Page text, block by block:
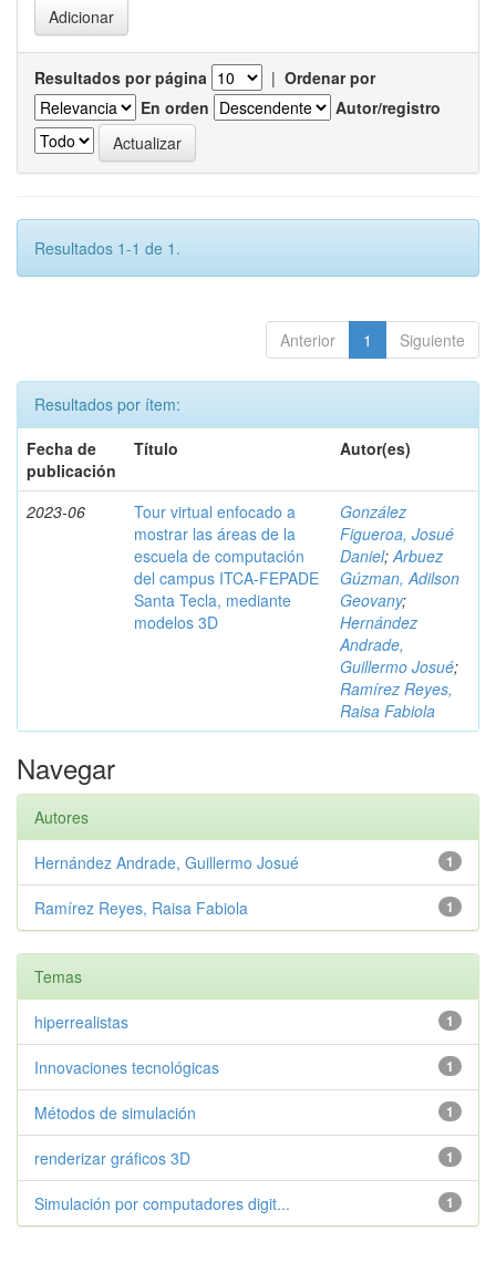
Resultados por página | Ordenar por
En orden
Autor/registro
Resultados 1-1 de 1.
Anterior 1 Siguiente
Resultados por ítem:
Fecha de
publicación
Título Autor(es)
2023-06
Tour virtual enfocado a
mostrar las áreas de la
escuela de computación
del campus ITCA-FEPADE
Santa Tecla, mediante
modelos 3D
González
Figueroa, Josué
Daniel;Arbuez
Gúzman, Adilson
Geovany;
Hernández
Andrade,
Guillermo Josué;
Ramírez Reyes,
Raisa Fabiola
Navegar
Autores
1
Hernández Andrade, Guillermo Josué
1
Ramírez Reyes, Raisa Fabiola
Temas
1
hiperrealistas
1
Innovaciones tecnológicas
1
Métodos de simulación
1
renderizar gráficos 3D
1
Simulación por computadores digit...